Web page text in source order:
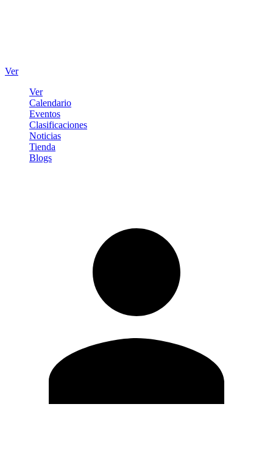
Ver
Ver
Calendario
Eventos
Clasificaciones
Noticias
Tienda
Blogs